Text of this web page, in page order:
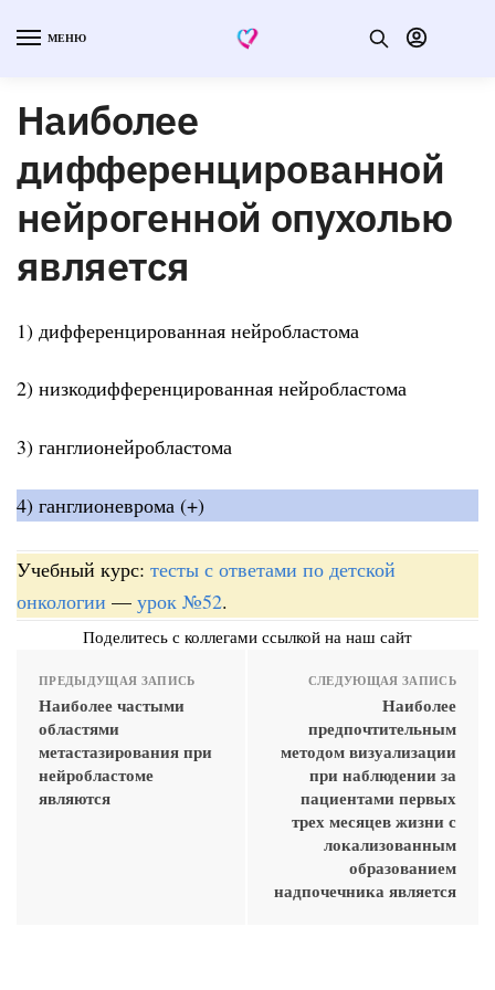
МЕНЮ
Наиболее
дифференцированной
нейрогенной опухолью
является
1) дифференцированная нейробластома
2) низкодифференцированная нейробластома
3) ганглионейробластома
4) ганглионеврома (+)
Учебный курс: тесты с ответами по детской
онкологии — урок №52.
Поделитесь с коллегами ссылкой на наш сайт
ПРЕДЫДУЩАЯ ЗАПИСЬ
Наиболее частыми
областями
метастазирования при
нейробластоме
являются
СЛЕДУЮЩАЯ ЗАПИСЬ
Наиболее
предпочтительным
методом визуализации
при наблюдении за
пациентами первых
трех месяцев жизни с
локализованным
образованием
надпочечника является